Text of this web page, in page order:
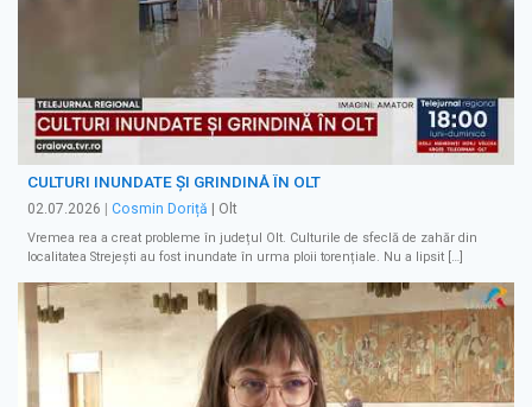
CULTURI INUNDATE ȘI GRINDINĂ ÎN OLT
02.07.2026 | Cosmin Doriță | Olt
Vremea rea a creat probleme în județul Olt. Culturile de sfeclă de zahăr din
localitatea Strejești au fost inundate în urma ploii torențiale. Nu a lipsit […]